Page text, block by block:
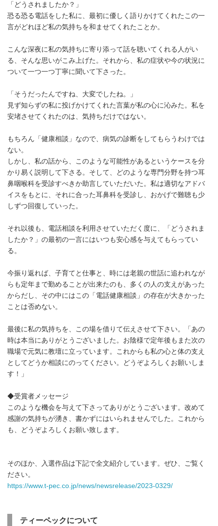
「どうされましたか？」
恐る恐る電話をした私に、最初に優しく語りかけてくれたこの一
言がどれほど私の気持ちを和ませてくれたことか。
こんな深夜に私の気持ちに寄り添って話を聴いてくれる人がい
る、そんな思いがこみ上げた。それから、私の症状や今の状況に
ついて一つ一つ丁寧に聞いて下さった。
「そうだったんですね、大変でしたね。」
見ず知らずの私に投げかけてくれた言葉が私の心に沁みた。私を
安堵させてくれたのは、気持ちだけではない。
もちろん「健康相談」なので、病気の診断をしてもらうわけでは
ない。
しかし、私の話から、このような可能性があるというケースを分
かり易く説明して下さる。そして、どのような専門分野を持つ耳
鼻咽喉科を受診すべきか助言していただいた。私は適切なアドバ
イスをもとに、それに合った耳鼻科を受診し、おかげで難聴も少
しずつ回復していった。
それ以後も、電話相談を利用させていただく度に、「どうされま
したか？」の最初の一言にはいつも安心感を与えてもらってい
る。
今振り返れば、子育てと仕事と、時には老親の世話に追われなが
らも定年まで勤めることが出来たのも、多くの人の支えがあった
からだし、その中にはこの「電話健康相談」の存在が大きかった
ことは否めない。
最後に私の気持ちを、この場を借りて伝えさせて下さい。「あの
時は本当にありがとうございました。お陰様で定年後もまた次の
職場で元気に教壇に立っています。これからも私の心と体の支え
としてどうか相談にのってください。どうぞよろしくお願いしま
す！」
◆受賞者メッセージ
このような機会を与えて下さってありがとうございます。改めて
感謝の気持ちが湧き、書かずにはいられませんでした。これから
も、どうぞよろしくお願い致します。
そのほか、入選作品は下記で全文紹介しています。ぜひ、ご覧く
ださい。
https://www.t-pec.co.jp/news/newsrelease/2023-0329/
ティーペックについて